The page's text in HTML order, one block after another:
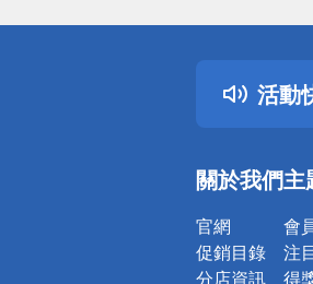
活動
關於我們
官網
促銷目錄
分店資訊
主
會
注
得